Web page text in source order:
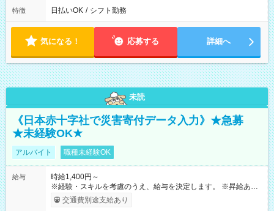
特徴 日払いOK / シフト勤務
気になる！ 応募する 詳細へ
未読
《日本赤十字社で災害寄付データ入力》★急募
★未経験OK★
アルバイト 職種未経験OK
給与
時給1,400円～
※経験・スキルを考慮のうえ、給与を決定します。 ※昇給あり
（勤務実績・評価による） ※残業が発生した場合は、時間外手
当を全額支給します。 ※交通費支給（月額上限50,000円／当社
交通費別途支給あり